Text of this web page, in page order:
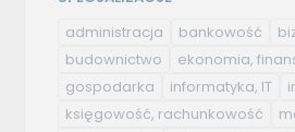
administracja
bankowość
budownictwo
ekonomia,
gospodarka
informatyka, IT
księgowość, rachunkowość